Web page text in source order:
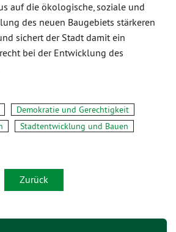
auf die ökologische, soziale und
des neuen Baugebiets stärkeren
sichert der Stadt damit ein
bei der Entwicklung des
Demokratie und Gerechtigkeit
Stadtentwicklung und Bauen
Zurück